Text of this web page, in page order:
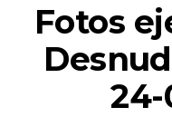
Fotos
24-